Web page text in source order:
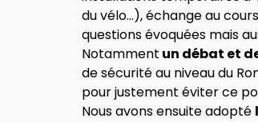
du vélo…), échange au
questions évoquées mais
Notamment un débat et
de sécurité au niveau du
pour justement éviter ce
Nous avons ensuite adopté